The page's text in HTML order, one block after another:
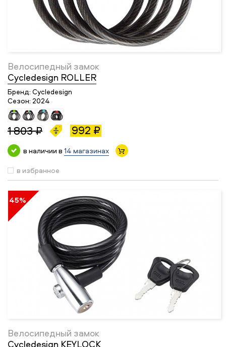
Велосипедный замок
Cycledesign ROLLER
Бренд: Cycledesign
Сезон: 2024
1 803 ₽ 992 ₽
в наличии в 14 магазинах
в избранное
45%
Велосипедный замок
Cycledesign KEYLOCK